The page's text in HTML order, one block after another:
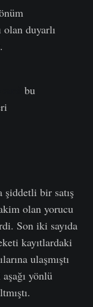
olan duyarlı
bu
şiddetli bir satış
olan yorucu
Son iki sayıda
kayıtlardaki
ulaşmıştı
yönlü